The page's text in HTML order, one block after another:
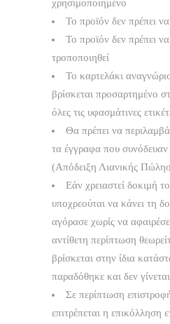
χρησιμοποιημένο
Το προϊόν δεν πρέπει
Το προϊόν δεν πρέπει
τροποποιηθεί
Το καρτελάκι
βρίσκεται προσαρτημένο
όλες τις υφασμάτινες
Θα πρέπει να
τα έγγραφα που
(Απόδειξη Λιανικής
Εάν χρειαστεί δοκιμή
υποχρεούται να κάνει τη
αγόρασε χωρίς να
αντίθετη περίπτωση
βρίσκεται στην ίδια
παραδόθηκε και δεν
Σε περίπτωση
επιτρέπεται η επικόλληση